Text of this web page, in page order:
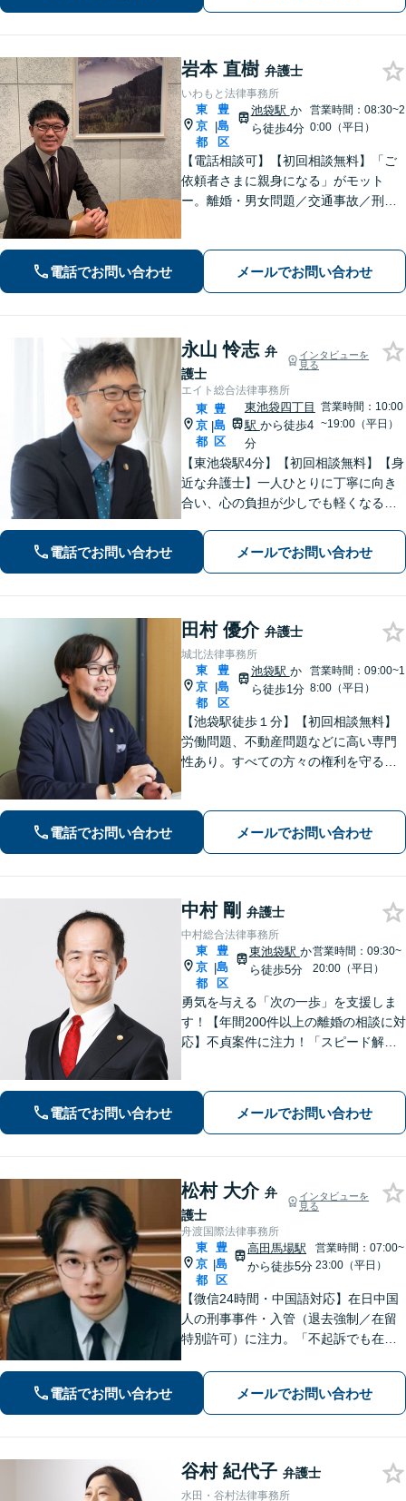
岩本 直樹 弁護士
いわもと法律事務所
東
京
都
|
豊
島
区
池袋駅 か
ら徒歩4分
営業時間：08:30~2
0:00（平日）
【電話相談可】【初回相談無料】「ご
依頼者さまに親身になる」がモット
ー。離婚・男女問題／交通事故／刑事
トラブルも解決まで尽力します【休
日・夜間相談可】【完全個室】【池袋
電話でお問い合わせ メールでお問い合わせ
永山 怜志 弁
護士
インタビューを
見る
エイト総合法律事務所
東
京
都
|
豊
島
区
東池袋四丁目
駅 から徒歩4
分
営業時間：10:00
~19:00（平日）
【東池袋駅4分】【初回相談無料】【身
近な弁護士】一人ひとりに丁寧に向き
合い、心の負担が少しでも軽くなるよ
も目を向け、その先の暮らしまで見据
えた支援を大切にしています。少しで
電話でお問い合わせ メールでお問い合わせ
田村 優介 弁護士
城北法律事務所
東
京
都
|
豊
島
区
池袋駅 か
ら徒歩1分
営業時間：09:00~1
8:00（平日）
【池袋駅徒歩１分】【初回相談無料】
労働問題、不動産問題などに高い専門
性あり。すべての方々の権利を守る熱
電話でお問い合わせ メールでお問い合わせ
中村 剛 弁護士
中村総合法律事務所
東
京
都
|
豊
島
区
東池袋駅 か
ら徒歩5分
営業時間：09:30~
20:00（平日）
勇気を与える「次の一歩」を支援しま
す！【年間200件以上の離婚の相談に対
応】不貞案件に注力！「スピード解
し、味方になります【池袋駅徒歩5分】
【セカンドオピニオン可】
電話でお問い合わせ メールでお問い合わせ
松村 大介 弁
護士
インタビューを
見る
舟渡国際法律事務所
東
京
都
|
豊
島
区
高田馬場駅
から徒歩5分
営業時間：07:00~
23:00（平日）
【微信24時間・中国語対応】在日中国
人の刑事事件・入管（退去強制／在留
特別許可）に注力。「不起訴でも在留
え、難関案件を最後まで闘う弁護士。
初回相談無料・全国対応。微信：mats
umura1119
電話でお問い合わせ メールでお問い合わせ
谷村 紀代子 弁護士
水田・谷村法律事務所